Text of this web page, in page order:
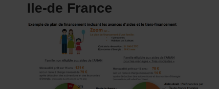
Ile-de France